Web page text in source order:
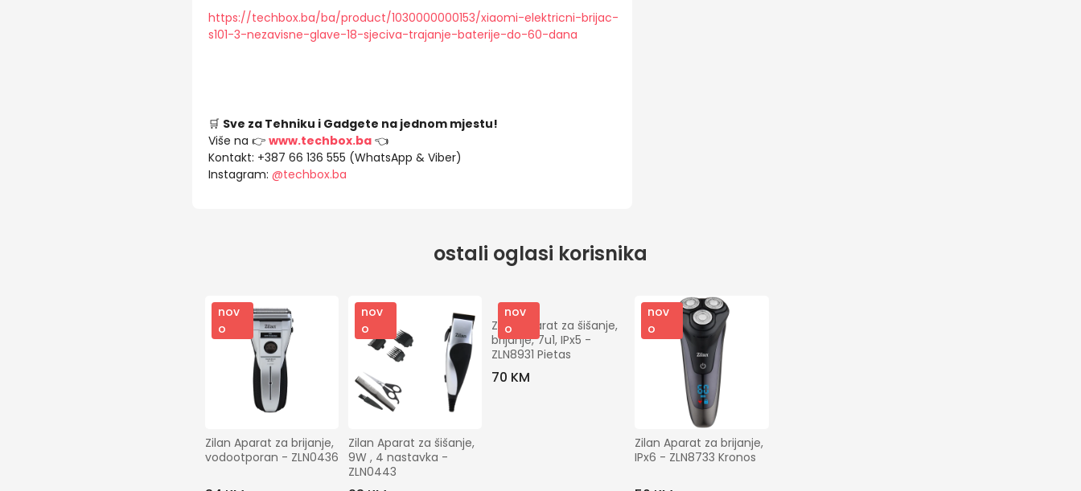
https://techbox.ba/ba/product/1030000000153/xiaomi-elektricni-brijac-
s101-3-nezavisne-glave-18-sjeciva-trajanje-baterije-do-60-dana
🛒 Sve za Tehniku i Gadgete na jednom mjestu!
Više na 👉 www.techbox.ba👈
Kontakt: +387 66 136 555 (WhatsApp & Viber)
Instagram: @techbox.ba
ostali oglasi korisnika
nov
o
Zilan Aparat za brijanje,
vodootporan - ZLN0436
nov
o
Zilan Aparat za šišanje,
9W , 4 nastavka -
ZLN0443
nov
o
Zilan Aparat za šišanje,
brijanje, 7u1, IPx5 -
ZLN8931 Pietas
70 KM
nov
o
Zilan Aparat za brijanje,
IPx6 - ZLN8733 Kronos